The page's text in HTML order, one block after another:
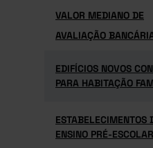
VALOR MEDIANO DE
AVALIAÇÃO
VALOR MEDIANO DE
AVALIAÇÃO
EDIFÍCIOS NOVOS
PARA HABITAÇÃO
EDIFÍCIOS NOVOS
PARA HABITAÇÃO
ESTABELECIMENTOS
ENSINO PRÉ-ESCOLAR
ESTABELECIMENTOS
ENSINO PRÉ-ESCOLAR